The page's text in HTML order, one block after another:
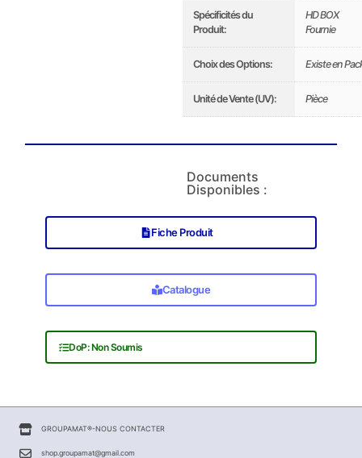
Spécificités du
Produit:
HD BOX
Fournie
Choix des Options: Existe en
Unité de Vente (UV): Pièce
Documents
Disponibles :
Fiche Produit
Catalogue
DoP: Non Soumis
GROUPAMAT®-NOUS CONTACTER
shop.groupamat@gmail.com